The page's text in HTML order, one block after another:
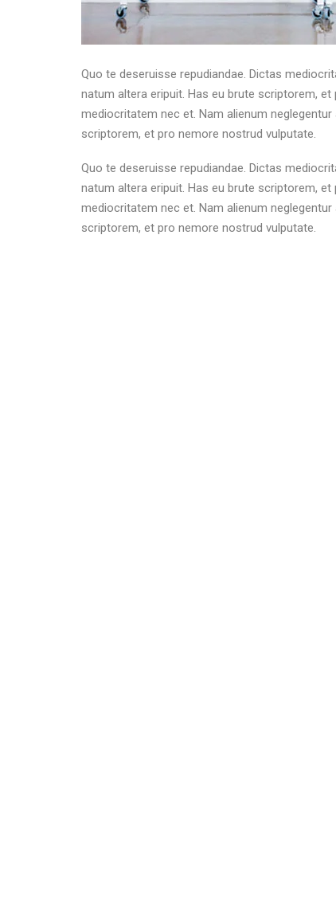
Quo te deseruisse repudiandae. Dictas
natum altera eripuit. Has eu brute scriptorem,
mediocritatem nec et. Nam alienum
scriptorem, et pro nemore nostrud vulputate.
Quo te deseruisse repudiandae. Dictas
natum altera eripuit. Has eu brute scriptorem,
mediocritatem nec et. Nam alienum
scriptorem, et pro nemore nostrud vulputate.